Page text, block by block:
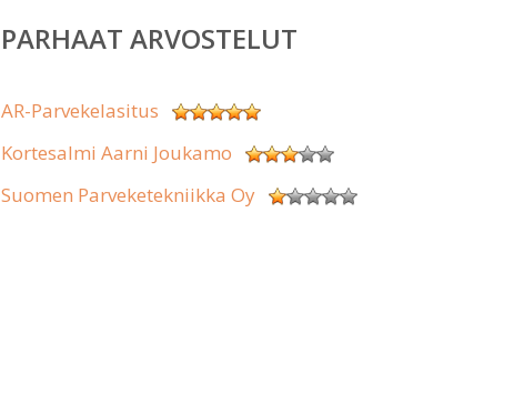
PARHAAT ARVOSTELUT
AR-Parvekelasitus
Kortesalmi Aarni Joukamo
Suomen Parveketekniikka Oy